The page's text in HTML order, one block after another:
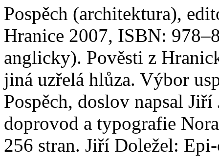
Pospěch (architektura),
Hranice 2007, ISBN:
anglicky). Pověsti z
jiná uzřelá hlůza. Výbor
Pospěch, doslov napsal
doprovod a typografie
256 stran. Jiří Doležel: